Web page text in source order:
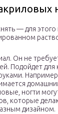
— для
Он не
Подойдет для
Например,
ногти
которые
дизайном.